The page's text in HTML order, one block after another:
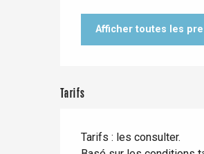
Afficher toutes les
Tarifs
Tarifs : les consulter.